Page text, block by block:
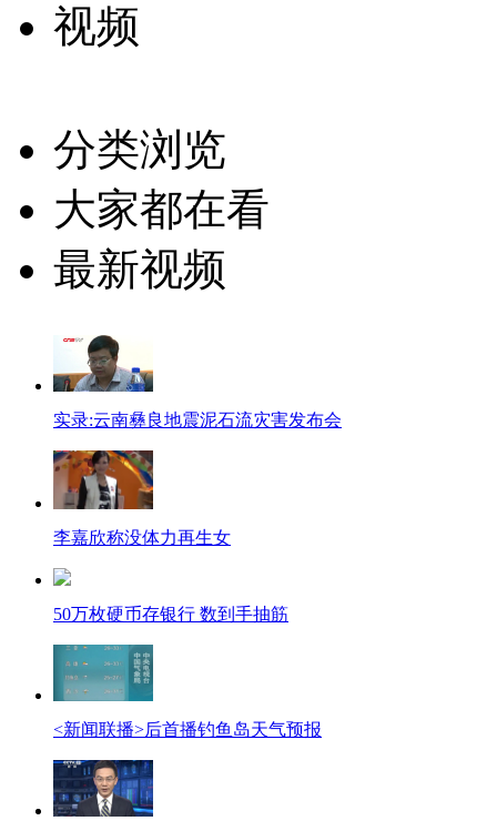
视频
分类浏览
大家都在看
最新视频
实录:云南彝良地震泥石流灾害发布会
李嘉欣称没体力再生女
50万枚硬币存银行 数到手抽筋
<新闻联播>后首播钓鱼岛天气预报